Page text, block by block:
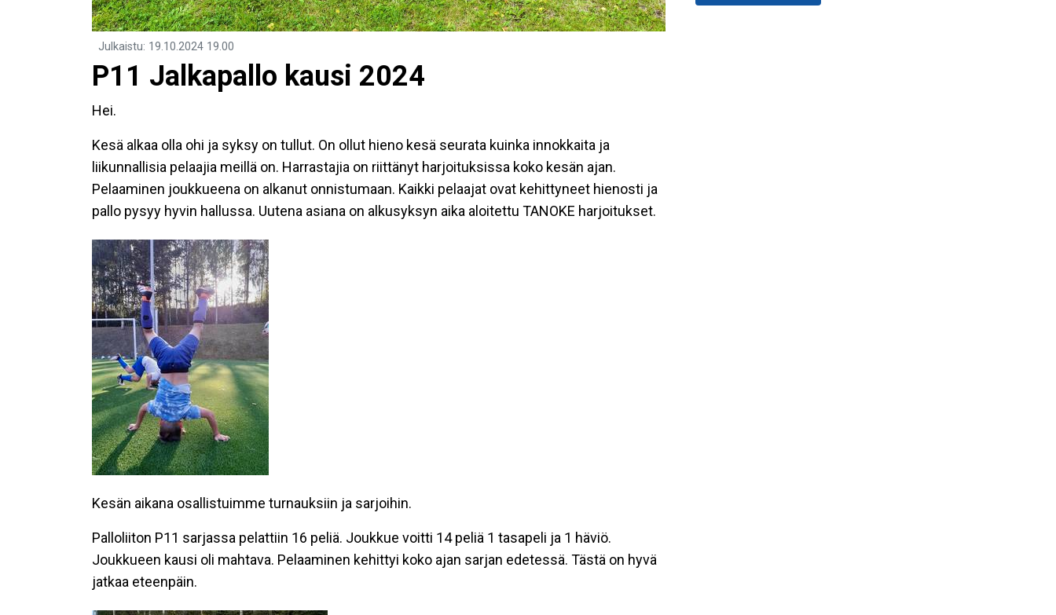
Julkaistu: 19.10.2024 19.00
P11 Jalkapallo kausi 2024
Hei.
Kesä alkaa olla ohi ja syksy on tullut. On ollut hieno kesä seurata kuinka innokkaita ja
liikunnallisia pelaajia meillä on. Harrastajia on riittänyt harjoituksissa koko kesän ajan.
Pelaaminen joukkueena on alkanut onnistumaan. Kaikki pelaajat ovat kehittyneet hienosti ja
pallo pysyy hyvin hallussa. Uutena asiana on alkusyksyn aika aloitettu TANOKE harjoitukset.
Kesän aikana osallistuimme turnauksiin ja sarjoihin.
Palloliiton P11 sarjassa pelattiin 16 peliä. Joukkue voitti 14 peliä 1 tasapeli ja 1 häviö.
Joukkueen kausi oli mahtava. Pelaaminen kehittyi koko ajan sarjan edetessä. Tästä on hyvä
jatkaa eteenpäin.